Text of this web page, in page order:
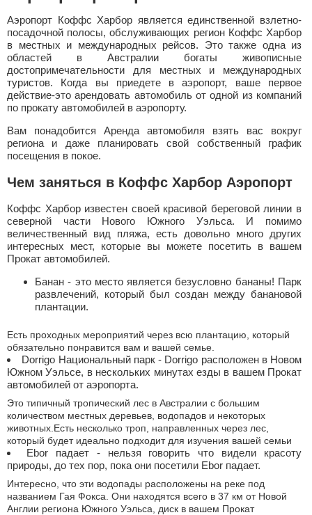
Аэропорт Коффс Харбор является единственной взлетно-
посадочной полосы, обслуживающих регион Коффс Харбор
в местных и международных рейсов. Это также одна из
областей в Австралии богаты живописные
достопримечательности для местных и международных
туристов. Когда вы приедете в аэропорт, ваше первое
действие-это арендовать автомобиль от одной из компаний
по прокату автомобилей в аэропорту.
Вам понадобится Аренда автомобиля взять вас вокруг
региона и даже планировать свой собственный график
посещения в покое.
Чем заняться в Коффс Харбор Аэропорт
Коффс Харбор известен своей красивой береговой линии в
северной части Нового Южного Уэльса. И помимо
величественный вид пляжа, есть довольно много других
интересных мест, которые вы можете посетить в вашем
Прокат автомобилей.
Банан - это место является безусловно бананы! Парк
развлечений, который был создан между банановой
плантации.
Есть проходных мероприятий через всю плантацию, который
обязательно понравится вам и вашей семье.
Dorrigo Национальный парк - Dorrigo расположен в Новом
Южном Уэльсе, в нескольких минутах езды в вашем Прокат
автомобилей от аэропорта.
Это типичный тропический лес в Австралии с большим
количеством местных деревьев, водопадов и некоторых
животных.Есть несколько троп, направленных через лес,
который будет идеально подходит для изучения вашей семьи
Ebor падает - нельзя говорить что видели красоту
природы, до тех пор, пока они посетили Ebor падает.
Интересно, что эти водопады расположены на реке под
названием Гая Фокса. Они находятся всего в 37 км от Новой
Англии региона Южного Уэльса, диск в вашем Прокат